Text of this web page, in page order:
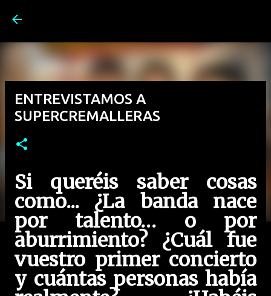
ENTREVISTAMOS A
SUPERCREMALLERAS
Si queréis saber cosas
como... ¿La banda nace
por talento… o por
aburrimiento? ¿Cuál fue
vuestro primer concierto
y cuántas personas había